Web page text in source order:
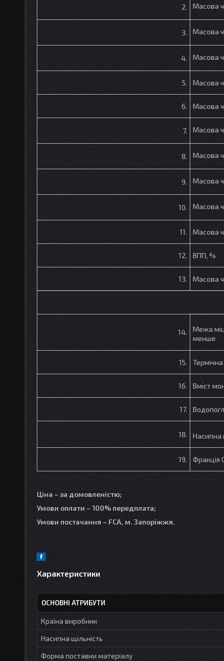
2. Масова
3. Масова
4. Масова
5. Масова
6. Масова
7. Масова
8. Масова
9. Масова
10. Масова
11. Масова
12. ВПП, %
13. Масова
14. Межа
менше
15.
16. Вміст
17.
18. Насипна
19. Фракція
Ціна – за домовленістю;
Умови оплати – 100% передплата;
Умови постачання – FCA, м. Запоріжжя.
Характеристики
ОСНОВНІ АТРИБУТИ
Країна виробник
Насипна щільність
Форма поставки матеріалу